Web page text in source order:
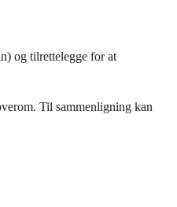
og tilrettelegge for at
Til sammenligning kan